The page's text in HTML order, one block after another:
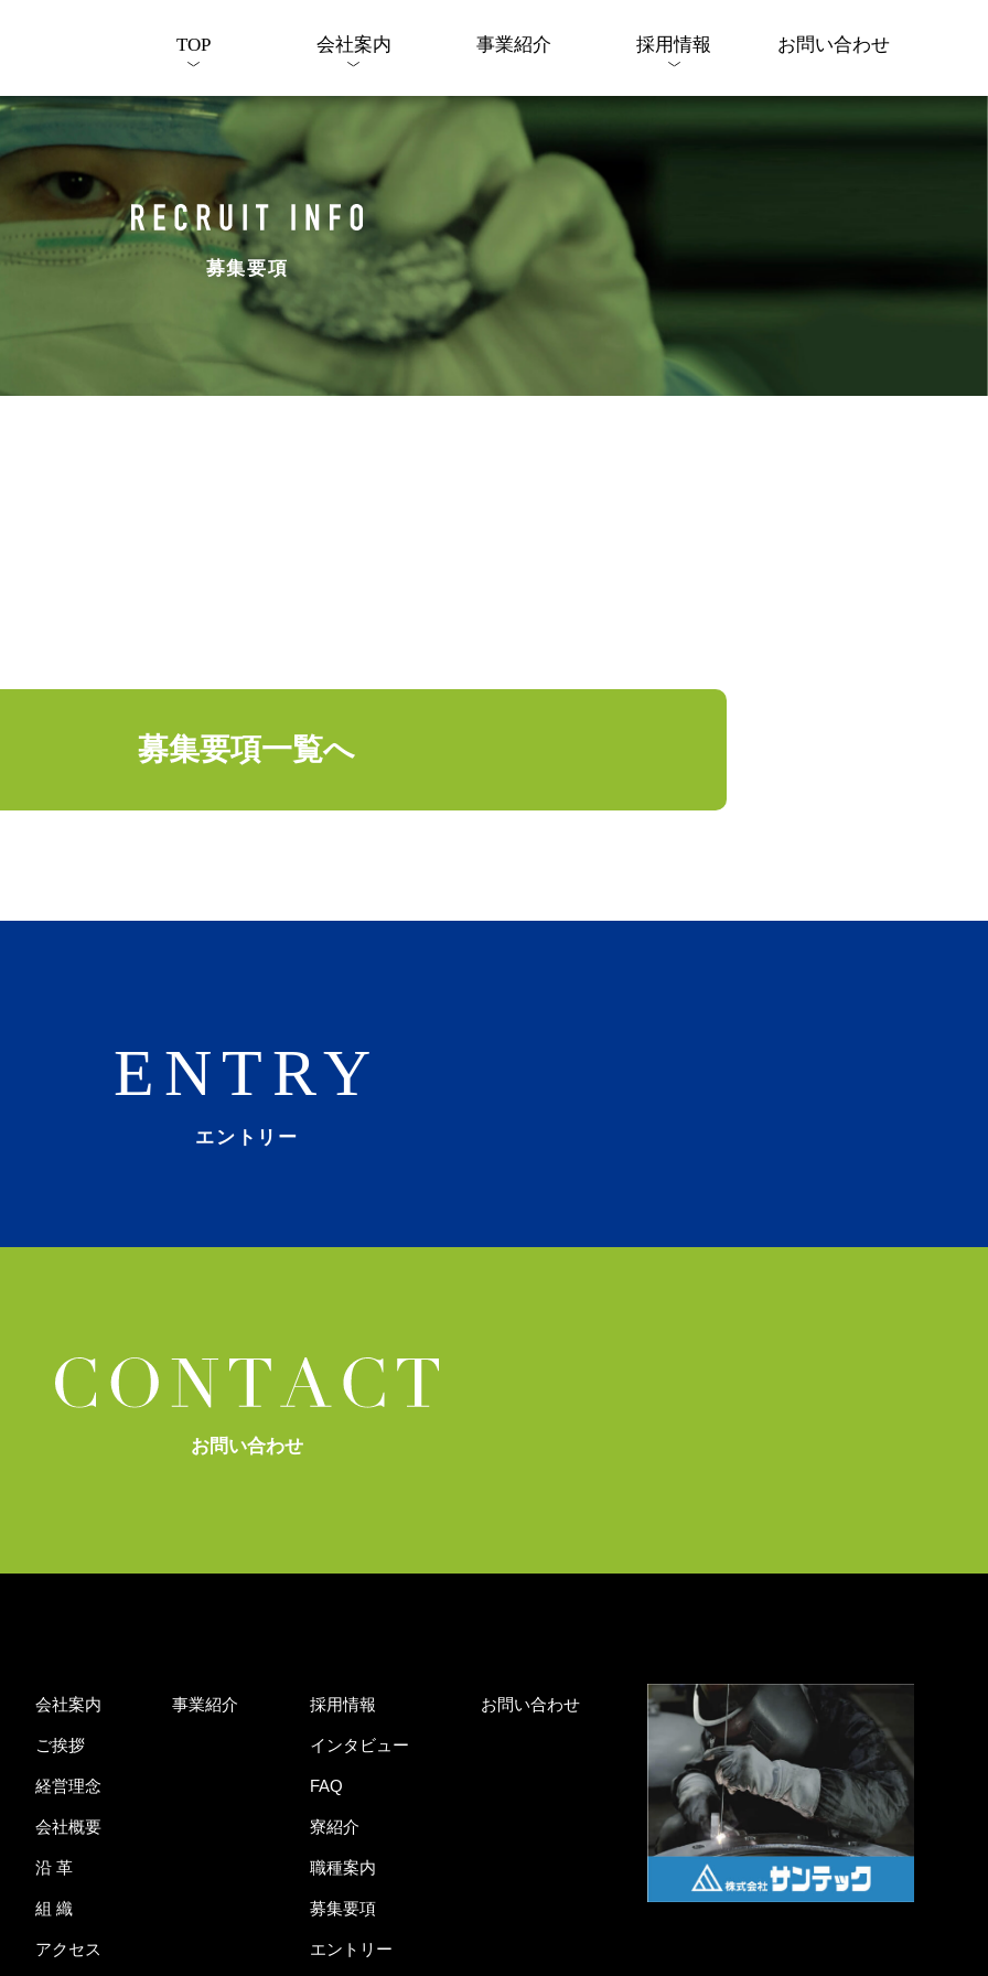
TOP 会社案内 事業紹介 採用情報 お問い合わせ
募集要項
募集要項一覧へ
ENTRY
エントリー
お問い合わせ
会社案内
ご挨拶
経営理念
会社概要
沿 革
組 織
アクセス
事業紹介 採用情報
インタビュー
FAQ
寮紹介
職種案内
募集要項
エントリー
お問い合わせ